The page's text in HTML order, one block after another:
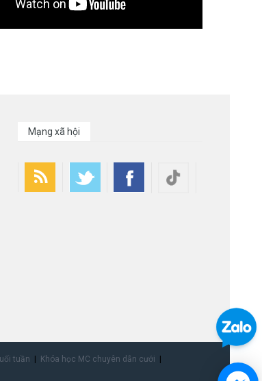
Mạng xã hội
tuần
Khóa học MC chuyên dẫn cưới